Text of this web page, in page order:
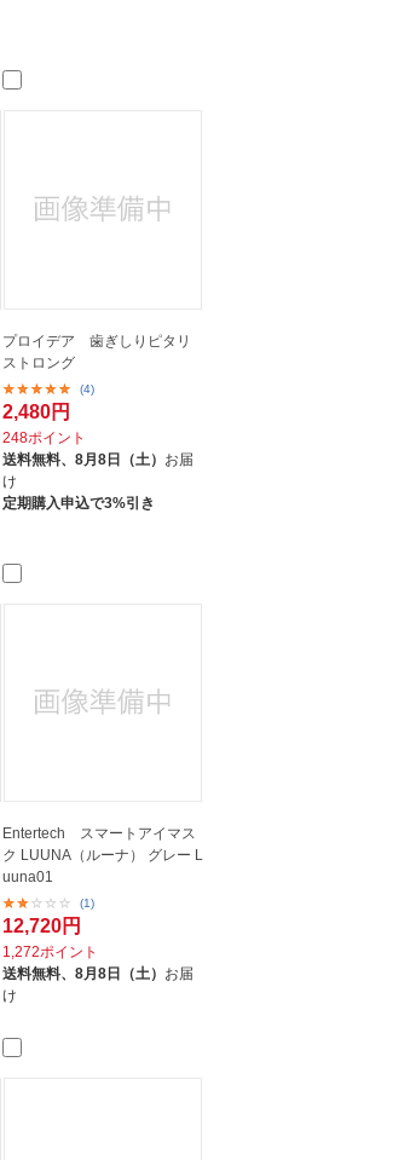
プロイデア 歯ぎしりピタリ
ストロング
(4)
2,480円
248ポイント
送料無料、 8月8日（土） お届
け
定期購入申込で3%引き
Entertech スマートアイマス
ク LUUNA（ルーナ） グレー L
uuna01
(1)
12,720円
1,272ポイント
送料無料、 8月8日（土） お届
け